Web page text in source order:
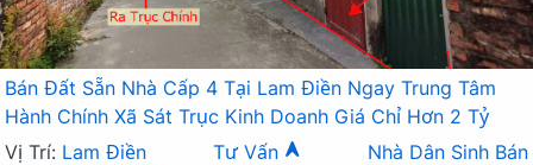
Bán Đất Sẵn Nhà Cấp 4 Tại Lam Điền Ngay Trung Tâm
Hành Chính Xã Sát Trục Kinh Doanh Giá Chỉ Hơn 2 Tỷ
Vị Trí: Lam Điền Tư Vấn
Nhà Dân Sinh Bán